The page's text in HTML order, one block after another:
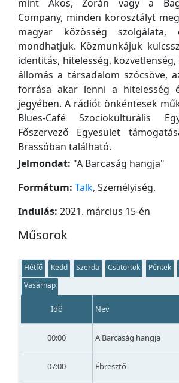
mint Ákos, Zorán vagy a
Company, minden korosztályt
magyar közösség szolgálata,
mondhatjuk. Közmunkájuk
identitás, hitelesség,
állomás a társadalom szócsöve,
forrása akar lenni a hitelesség
jegyében. A rádiót önkéntesek
Blues-Café Szociokulturális
Főszervező Egyesület
Brassóban található.
Jelmondat: "A Barcaság hangja"
Formátum: Talk, Személyiség.
Indulás: 2021. március 15-én
Műsorok
Hétfő Kedd Szerda Csütörtök Péntek
Vasárnap
Idő Nev
00:00 A Barcaság hangja
07:00 Ébresztő